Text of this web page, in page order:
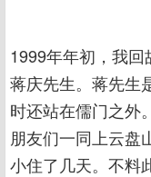
1999年年初，我
蒋庆先生。蒋先生
时还站在儒门之外
朋友们一同上云盘
小住了几天。不料